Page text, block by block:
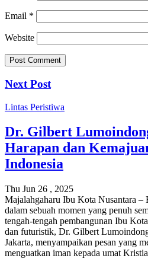
Email *
Website
Next Post
Lintas Peristiwa
Dr. Gilbert
Harapan dan
Indonesia
Thu Jun 26 , 2025
Majalahgaharu Ibu Kota Nusantara –
dalam sebuah momen yang penuh
tengah-tengah pembangunan Ibu
dan futuristik, Dr. Gilbert
Jakarta, menyampaikan pesan yang
menguatkan iman kepada umat